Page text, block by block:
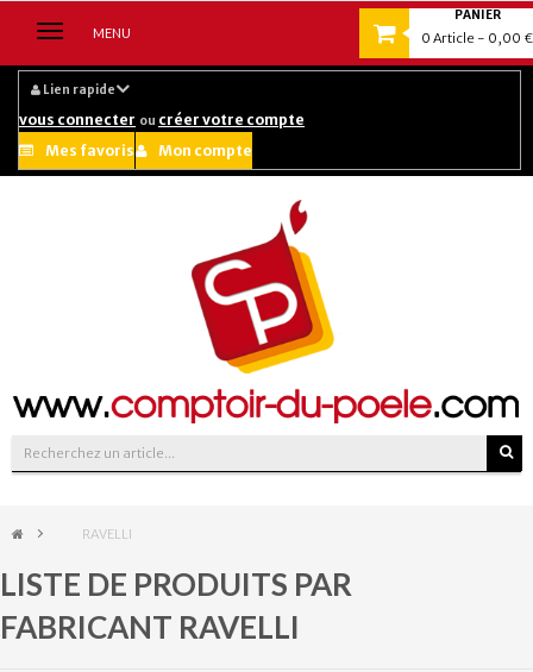
Lien rapide
vous connecter ou créer votre compte
Mes favoris
Mon compte
PANIER
0 Article - 0,00 €
Suivez-nous sur :
Navigation
MENU
&gt; RAVELLI
LISTE DE PRODUITS PAR
FABRICANT RAVELLI